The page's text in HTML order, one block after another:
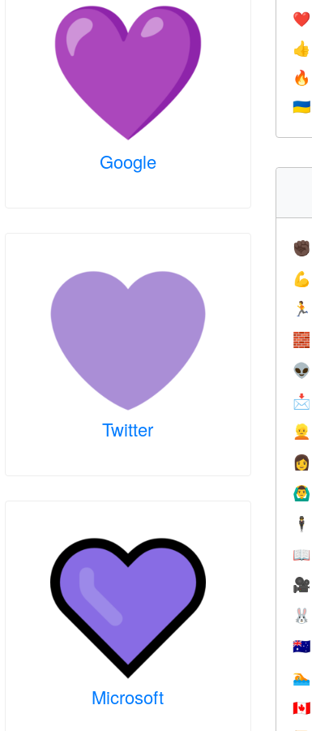
Google
Twitter
Microsoft
❤️
👍
🔥
🇺🇦
✊🏿
💪
🏃
🧱
👽
📩
👱
👩
🙆‍♂️
🕴️
📖
🎥
🐰
🇦🇺
🏊
🇨🇦